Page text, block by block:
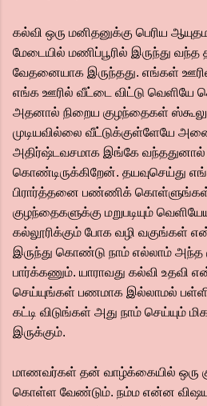
கல்வி ஒரு மனிதனுக்கு பெரிய
மேடையில் மணிப்பூரில் இருந்து
வேதனையாக இருந்தது. எங்கள் ஊரில்
எங்க ஊரில் வீட்டை விட்டு வெளியே
அதனால் நிறைய குழந்தைகள்
முடியவில்லை வீட்டுக்குள்ளேயே
அதிர்ஷ்டவசமாக இங்கே வந்ததுனால்
கொண்டிருக்கிறேன். தயவுசெய்து
பிரார்த்தனை பண்ணிக்
குழந்தைகளுக்கு மறுபடியும்
கல்லூரிக்கும் போக வழி வகுங்கள்
இருந்து கொண்டு நாம் எல்லாம் அந்த
பார்க்கணும். யாராவது கல்வி உதவி
செய்யுங்கள் பணமாக இல்லாமல்
கட்டி விடுங்கள் அது நாம் செய்யும்
இருக்கும்.
மாணவர்கள் தன் வாழ்க்கையில் ஒரு
கொள்ள வேண்டும். நம்ம என்ன